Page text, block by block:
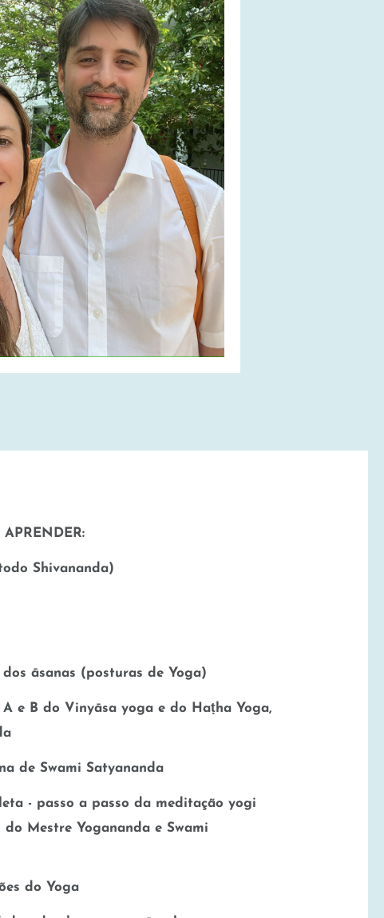
Shivananda)
āsanas (posturas de Yoga)
e B do Vinyāsa yoga e do Haṭha Yoga,
de Swami Satyananda
- passo a passo da meditação yogi
do Mestre Yogananda e Swami
do Yoga